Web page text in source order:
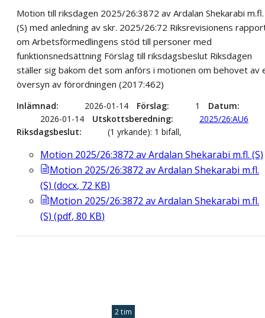
Motion till riksdagen 2025/26:3872 av Ardalan Shekarabi m.fl.
(S) med anledning av skr. 2025/26:72 Riksrevisionens
om Arbetsförmedlingens stöd till personer med
funktionsnedsättning Förslag till riksdagsbeslut Riksdagen
ställer sig bakom det som anförs i motionen om behovet av
översyn av förordningen (2017:462)
Inlämnad 2026-01-14 Förslag 1
Datum
2026-01-14
Utskottsberedning
2025/26:AU6
Riksdagsbeslut
(1 yrkande): 1 bifall,
Motion 2025/26:3872 av Ardalan Shekarabi m.fl. (S)
Motion 2025/26:3872 av Ardalan Shekarabi m.fl.
(S) (docx, 72 KB)
Motion 2025/26:3872 av Ardalan Shekarabi m.fl.
(S) (pdf, 80 KB)
2 tim